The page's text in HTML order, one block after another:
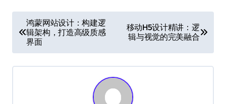
章
导
航
鸿蒙网站设计：构建逻
辑架构，打造高级质感
界面
移动H5设计精讲：逻
辑与视觉的完美融合